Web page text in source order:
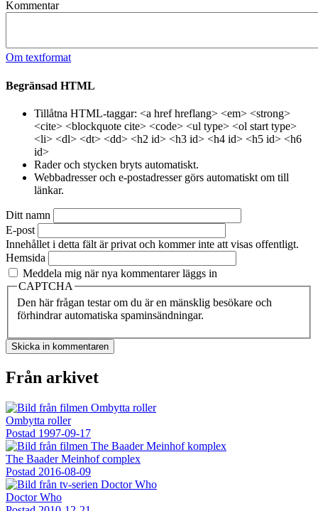
Kommentar
Om textformat
Begränsad HTML
Tillåtna HTML-taggar: <a href hreflang> <em> <strong>
<cite> <blockquote cite> <code> <ul type> <ol start type>
<li> <dl> <dt> <dd> <h2 id> <h3 id> <h4 id> <h5 id> <h6
id>
Rader och stycken bryts automatiskt.
Webbadresser och e-postadresser görs automatiskt om till
länkar.
Ditt namn
E-post
Innehållet i detta fält är privat och kommer inte att visas offentligt.
Hemsida
Meddela mig när nya kommentarer läggs in
CAPTCHA
Den här frågan testar om du är en mänsklig besökare och
förhindrar automatiska spaminsändningar.
Från arkivet
Ombytta roller
Postad 1997-09-17
The Baader Meinhof complex
Postad 2016-08-09
Doctor Who